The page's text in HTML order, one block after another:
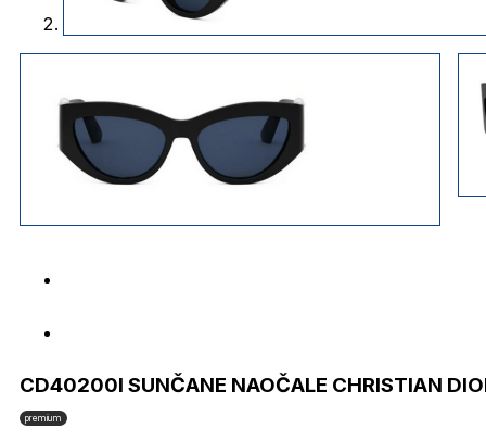
CD40200I SUNČANE NAOČALE CHRISTIAN
premium